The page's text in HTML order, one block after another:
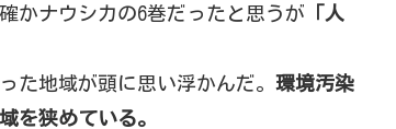
確かナウシカの6巻だったと思うが 「人
た地域が頭に思い浮かんだ。 環境汚染
を狭めている。